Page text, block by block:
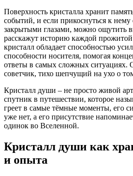
Поверхность кристалла хранит
событий, и если прикоснуться к
закрытыми глазами, можно ощутить
расскажут историю каждой
кристалл обладает способностью
способности носителя, помогая
ответы в самых сложных ситуациях.
советчик, тихо шепчущий на ухо о
Кристалл души – не просто живой
спутник в путешествии, которое
греет в самые тёмные моменты, его
уже нет, а его присутствие
одинок во Вселенной.
Кристалл души как
и опыта